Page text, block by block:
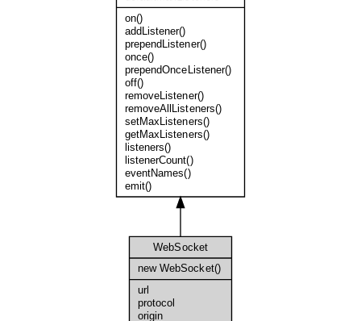
on()
addListener()
prependListener()
once()
prependOnceListener()
off()
removeListener()
removeAllListeners()
setMaxListeners()
getMaxListeners()
listeners()
listenerCount()
eventNames()
emit()
WebSocket
new WebSocket()
url
protocol
origin